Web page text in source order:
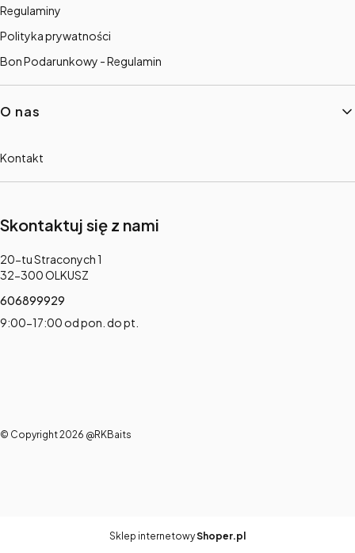
Regulaminy
Polityka prywatności
Bon Podarunkowy - Regulamin
O nas
Kontakt
Skontaktuj się z nami
Adres:
20-tu Straconych 1
32-300 OLKUSZ
606899929
9:00-17:00 od pon. do pt.
© Copyright 2026 @RKBaits
Sklep internetowyShoper.pl